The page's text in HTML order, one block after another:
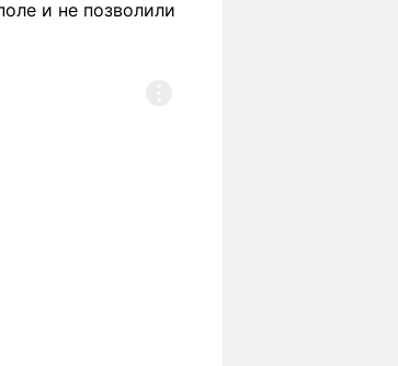
и не позволили